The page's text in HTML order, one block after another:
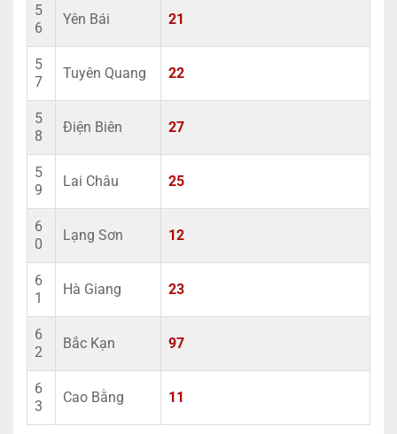
5
6
Yên Bái 21
5
7
Tuyên Quang 22
5
8
Điện Biên 27
5
9
Lai Châu 25
6
0
Lạng Sơn 12
6
1
Hà Giang 23
6
2
Bắc Kạn 97
6
3
Cao Bằng 11